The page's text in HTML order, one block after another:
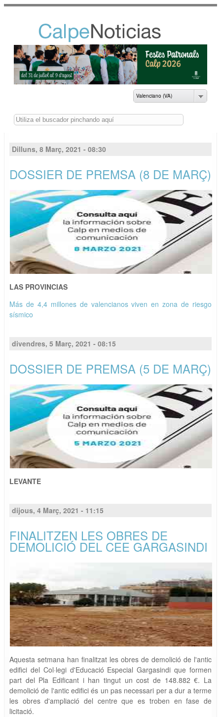
NOTICIAS DEL
AYUNTAMIENTO DE
Valenciano (VA)
Buscar
Dilluns, 8 Març, 2021 - 08:30
DOSSIER DE PREMSA (8 DE MARÇ)
LAS PROVINCIAS
Más de 4,4 millones de valencianos viven en zona de riesgo
sísmico
divendres, 5 Març, 2021 - 08:15
DOSSIER DE PREMSA (5 DE MARÇ)
LEVANTE
dijous, 4 Març, 2021 - 11:15
FINALITZEN LES OBRES DE
DEMOLICIÓ DEL CEE GARGASINDI
Aquesta setmana han finalitzat les obres de demolició de l'antic
edifici del Col·legi d'Educació Especial Gargasindi que formen
part del Pla Edificant i han tingut un cost de 148.882 €. La
demolició de l'antic edifici és un pas necessari per a dur a terme
les obres d'ampliació del centre que es troben en fase de
licitació.